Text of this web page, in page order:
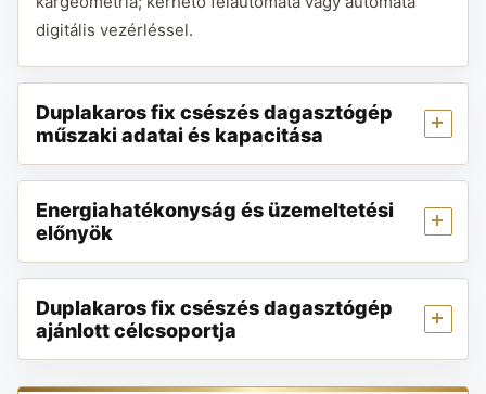
digitális vezérléssel.
Duplakaros fix csészés dagasztógép
műszaki adatai és kapacitása
Energiahatékonyság és üzemeltetési
előnyök
Duplakaros fix csészés dagasztógép
ajánlott célcsoportja